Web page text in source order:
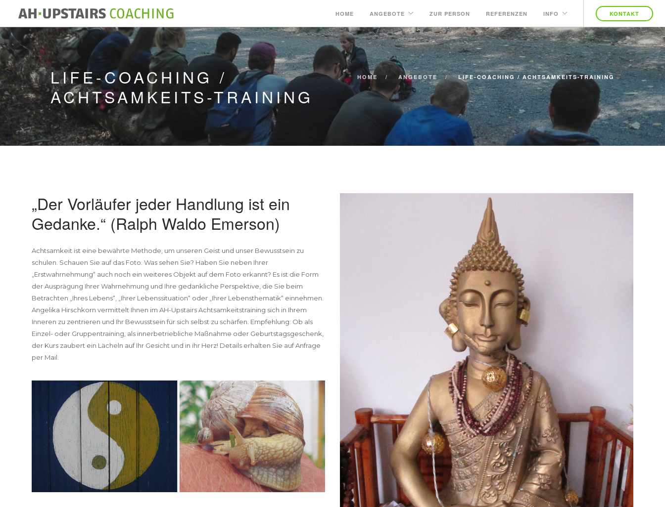
HOME ANGEBOTE ZUR PERSON REFERENZEN INFO KONTAKT
LIFE-COACHING /
ACHTSAMKEITS-TRAINING
HOME ANGEBOTE LIFE-COACHING / ACHTSAMKEITS-TRAINING
„Der Vorläufer jeder Handlung ist ein
Gedanke.“ (Ralph Waldo Emerson)
Achtsamkeit ist eine bewährte Methode, um unseren Geist und unser Bewusstsein zu
schulen. Schauen Sie auf das Foto. Was sehen Sie? Haben Sie neben Ihrer
„Erstwahrnehmung“ auch noch ein weiteres Objekt auf dem Foto erkannt? Es ist die Form
der Ausprägung Ihrer Wahrnehmung und Ihre gedankliche Perspektive, die Sie beim
Betrachten „Ihres Lebens“, „Ihrer Lebenssituation“ oder „Ihrer Lebensthematik“ einnehmen.
Angelika Hirschkorn vermittelt Ihnen im AH-Upstairs Achtsamkeitstraining sich in Ihrem
Inneren zu zentrieren und Ihr Bewusstsein für sich selbst zu schärfen. Empfehlung: Ob als
Einzel- oder Gruppentraining, als innerbetriebliche Maßnahme oder Geburtstagsgeschenk,
der Kurs zaubert ein Lächeln auf Ihr Gesicht und in ihr Herz! Details erhalten Sie auf Anfrage
per Mail.